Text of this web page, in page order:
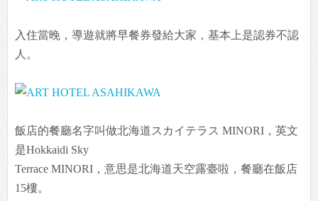
入住當晚，導遊就將早餐券發給大家，基本上是認券不認
人。
飯店的餐廳名字叫做北海道スカイテラス MINORI，英文
是Hokkaidi Sky
Terrace MINORI，意思是北海道天空露臺啦，餐廳在飯店
15樓。